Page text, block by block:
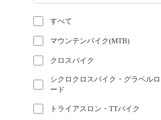
すべて
マウンテンバイク(MTB)
クロスバイク
シクロクロスバイク・グラベルロ
ード
トライアスロン・TTバイク